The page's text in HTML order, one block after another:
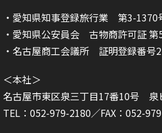
・愛知県知事登録旅行業 第3-1370
・愛知県公安員会 古物商許可証
・名古屋商工会議所 証明登録番号
＜本社＞
名古屋市東区泉三丁目17番10号 泉
TEL：052-979-2180／FAX：052-